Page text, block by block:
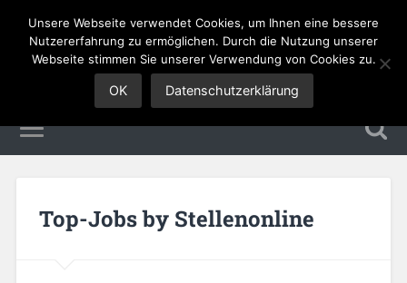
Sales Jobs
Top-Jobs by Stellenonline
Unsere Webseite verwendet Cookies, um Ihnen eine bessere
Nutzererfahrung zu ermöglichen. Durch die Nutzung unserer
Webseite stimmen Sie unserer Verwendung von Cookies zu.
OK Datenschutzerklärung